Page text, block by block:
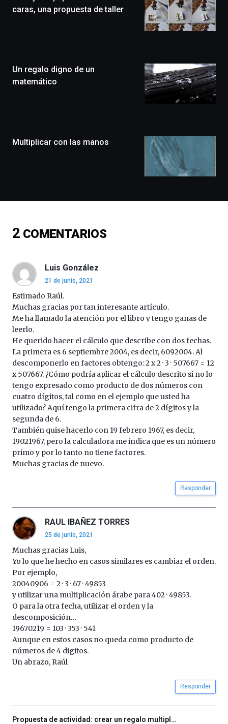
edición
un
festival
monólogos,
de
16
4
de
octubre.
organizada
por
la
Cátedra…
caras, una propuesta de taller
Un regalo digno de un
matemático
Multiplicar con las manos
2 COMENTARIOS
Luis González
21 de junio, 2021
Estimado Raúl.
Muchas gracias por tan interesante artículo.
Me ha llamado la atención por el libro y tengo ganas de
leerlo.
He querido hacer el cálculo que describe con dos fechas.
La primera es 6 septiembre 2004, es decir, 6092004. Al
descomponerlo en factores obtengo: 2 x 2 · 3 · 507667 = 12
x 507667. ¿Cómo podría aplicar el cálculo descrito si no lo
tengo expresado como producto de dos números con
cuatro dígitos, tal como en el ejemplo que usted ha
utilizado? Aquí tengo la primera cifra de 2 dígitos y la
segunda de 6.
También quise hacerlo con 19 febrero 1967, es decir,
19021967, pero la calculadora me indica que es un número
primo y por lo tanto no tiene factores.
Muchas gracias de nuevo.
Responder
RAUL IBAÑEZ TORRES
25 de junio, 2021
Muchas gracias Luis,
Yo lo que he hecho en casos similares es cambiar el orden.
Por ejemplo,
20040906 = 2 · 3 · 67 · 49853
y utilizar una multiplicación árabe para 402 · 49853.
O para la otra fecha, utilizar el orden y la
descomposición…
19670219 = 103 · 353 · 541
Aunque en estos casos no queda como producto de
números de 4 digitos.
Un abrazo, Raúl
Responder
Propuesta de actividad: crear un regalo multipl…